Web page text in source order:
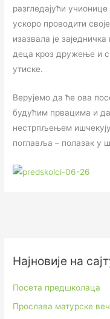
разгледајући
ускоро проводити
изазвала је
деца кроз дружење и
утиске.
Верујемо да ће ова
будућим првацима и
нестрпљењем
поглавља – полазак у
Најновије на
Посета предшколаца
Прослава матурске